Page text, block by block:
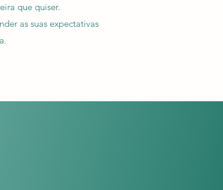
que quiser.
as suas expectativas